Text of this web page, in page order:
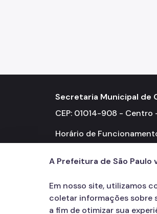
Secretaria Municipal de
CEP: 01014-908 - Centro
Horário de
18h
A Prefeitura de São Paulo
Em nosso site, utilizamos
coletar informações sobre
a fim de otimizar sua